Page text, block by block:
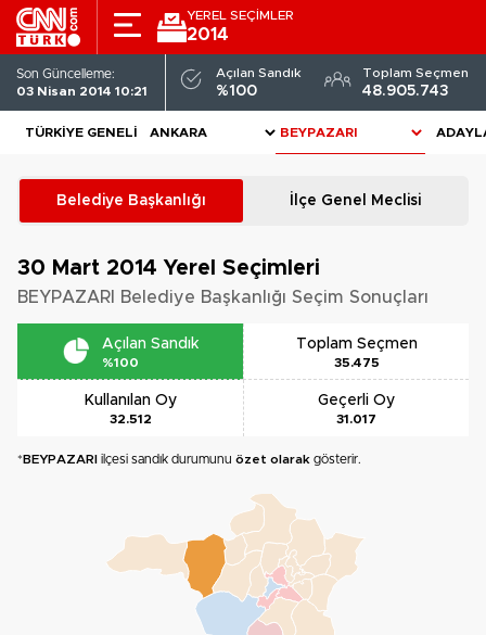
YEREL SEÇİMLER
2014
Son Güncelleme:
03 Nisan 2014 10:21
Açılan Sandık
%100
Toplam Seçmen
48.905.743
TÜRKIYE GENELI
Belediye Başkanlığı İlçe Genel Meclisi
30 Mart 2014 Yerel Seçimleri
BEYPAZARI Belediye Başkanlığı Seçim Sonuçları
Açılan Sandık
%100
Toplam Seçmen
35.475
Kullanılan Oy
32.512
Geçerli Oy
31.017
*BEYPAZARI ilçesi sandık durumunu özet olarak gösterir.